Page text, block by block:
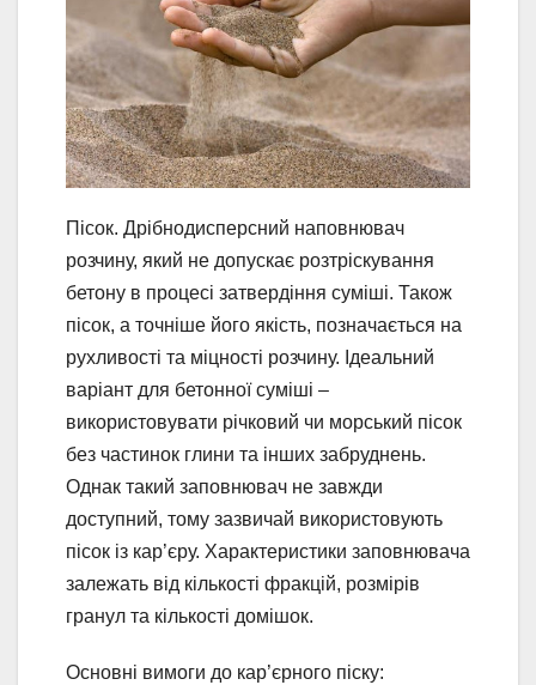
Пісок. Дрібнодисперсний наповнювач
розчину, який не допускає розтріскування
бетону в процесі затвердіння суміші. Також
пісок, а точніше його якість, позначається на
рухливості та міцності розчину. Ідеальний
варіант для бетонної суміші –
використовувати річковий чи морський пісок
без частинок глини та інших забруднень.
Однак такий заповнювач не завжди
доступний, тому зазвичай використовують
пісок із кар’єру. Характеристики заповнювача
залежать від кількості фракцій, розмірів
гранул та кількості домішок.
Основні вимоги до кар’єрного піску: